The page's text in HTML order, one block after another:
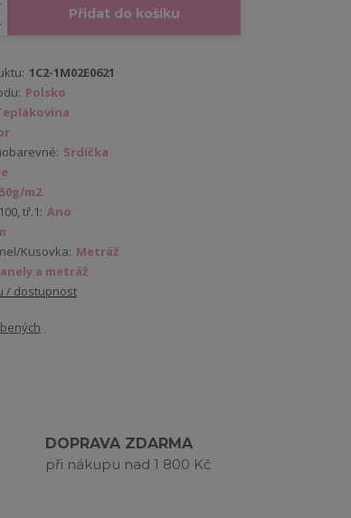
Přidat do košíku
1C2-1M02E0621
Polsko
Srdíčka
m2
tř.1: Ano
Kusovka: Metráž
a metráž
/ dostupnost
DOPRAVA ZDARMA
při nákupu nad 1 800 Kč